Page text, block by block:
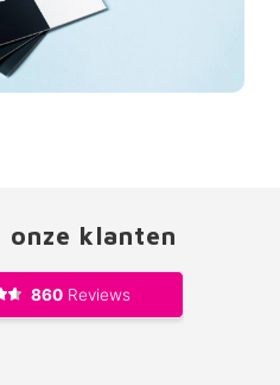
onze klanten